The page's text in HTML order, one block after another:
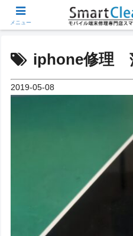
iphone修理
2019-05-08
メニュー